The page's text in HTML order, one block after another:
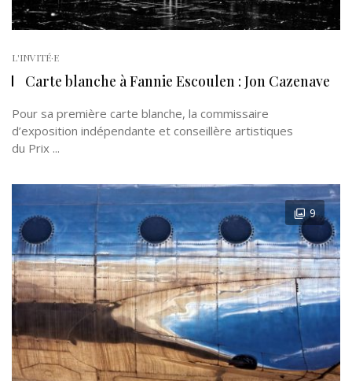
L'INVITÉ·E
Carte blanche à Fannie Escoulen : Jon Cazenave
Pour sa première carte blanche, la commissaire
d’exposition indépendante et conseillère artistiques
du Prix ...
9